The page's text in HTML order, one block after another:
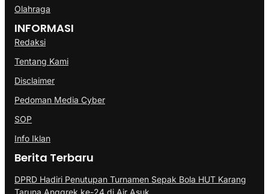
Olahraga
INFORMASI
Redaksi
Tentang Kami
Disclaimer
Pedoman Media Cyber
SOP
Info Iklan
Berita Terbaru
DPRD Hadiri Penutupan Turnamen Sepak Bola HUT Karang
Taruna Anggrek ke-24 di Air Asuk